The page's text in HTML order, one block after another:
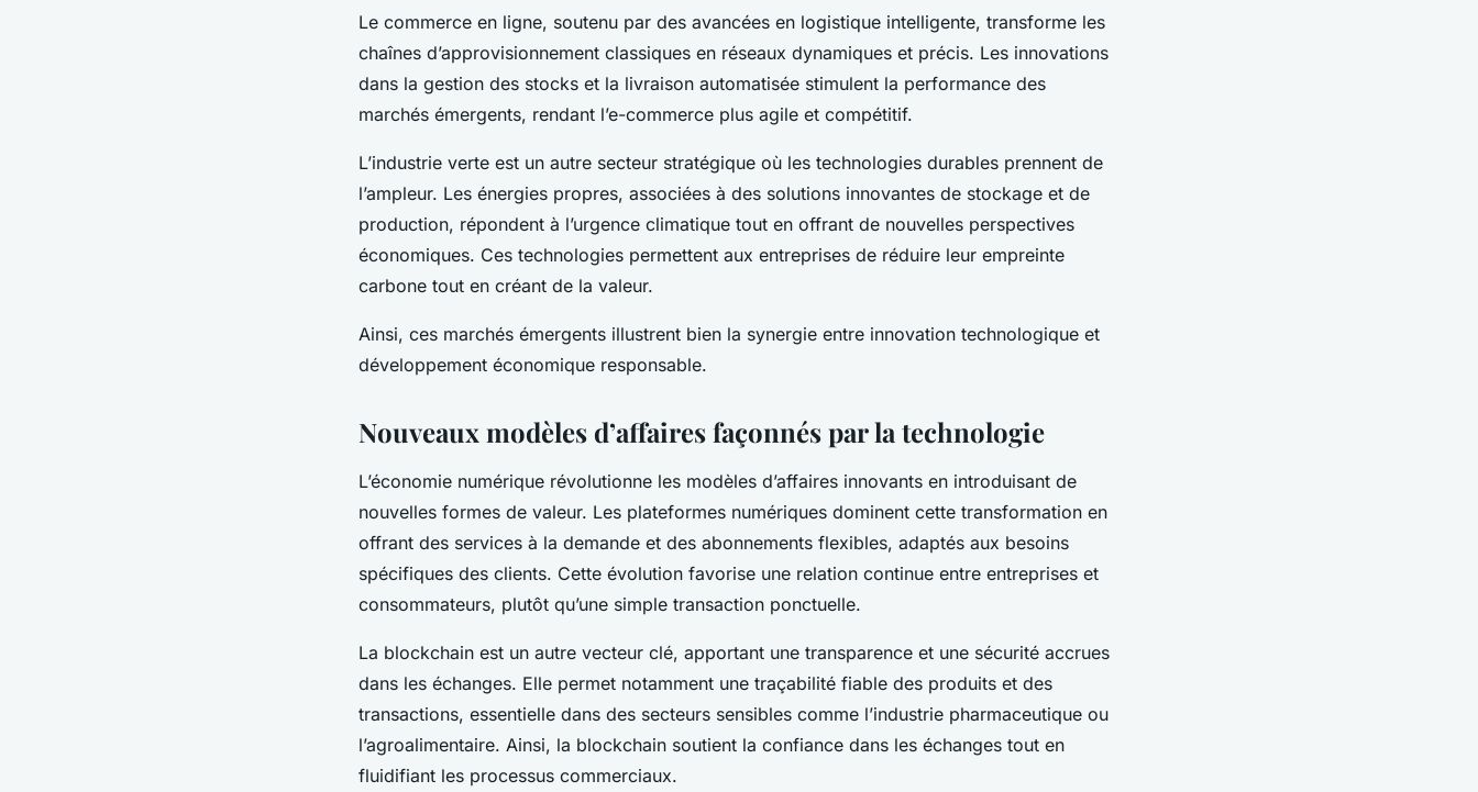
Le commerce en ligne, soutenu par des avancées en logistique intelligente, transforme les
chaînes d’approvisionnement classiques en réseaux dynamiques et précis. Les innovations
dans la gestion des stocks et la livraison automatisée stimulent la performance des
marchés émergents, rendant l’e-commerce plus agile et compétitif.
L’industrie verte est un autre secteur stratégique où les technologies durables prennent de
l’ampleur. Les énergies propres, associées à des solutions innovantes de stockage et de
production, répondent à l’urgence climatique tout en offrant de nouvelles perspectives
économiques. Ces technologies permettent aux entreprises de réduire leur empreinte
carbone tout en créant de la valeur.
Ainsi, ces marchés émergents illustrent bien la synergie entre innovation technologique et
développement économique responsable.
Nouveaux modèles d’affaires façonnés par la technologie
L’économie numérique révolutionne les modèles d’affaires innovants en introduisant de
nouvelles formes de valeur. Les plateformes numériques dominent cette transformation en
offrant des services à la demande et des abonnements flexibles, adaptés aux besoins
spécifiques des clients. Cette évolution favorise une relation continue entre entreprises et
consommateurs, plutôt qu’une simple transaction ponctuelle.
La blockchain est un autre vecteur clé, apportant une transparence et une sécurité accrues
dans les échanges. Elle permet notamment une traçabilité fiable des produits et des
transactions, essentielle dans des secteurs sensibles comme l’industrie pharmaceutique ou
l’agroalimentaire. Ainsi, la blockchain soutient la confiance dans les échanges tout en
fluidifiant les processus commerciaux.